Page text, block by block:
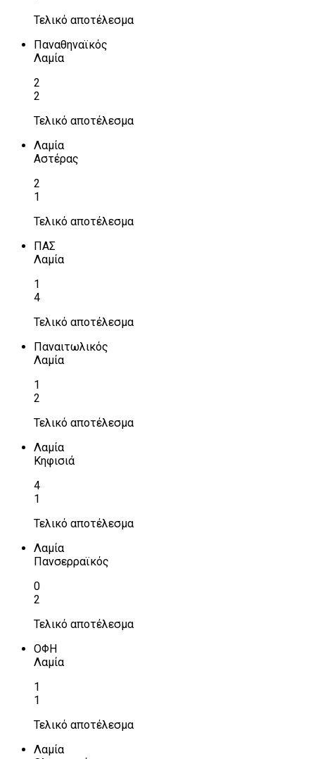
Τελικό αποτέλεσμα
Παναθηναϊκός
Λαμία
2
2
Τελικό αποτέλεσμα
Λαμία
Αστέρας
2
1
Τελικό αποτέλεσμα
ΠΑΣ
Λαμία
1
4
Τελικό αποτέλεσμα
Παναιτωλικός
Λαμία
1
2
Τελικό αποτέλεσμα
Λαμία
Κηφισιά
4
1
Τελικό αποτέλεσμα
Λαμία
Πανσερραϊκός
0
2
Τελικό αποτέλεσμα
ΟΦΗ
Λαμία
1
1
Τελικό αποτέλεσμα
Λαμία